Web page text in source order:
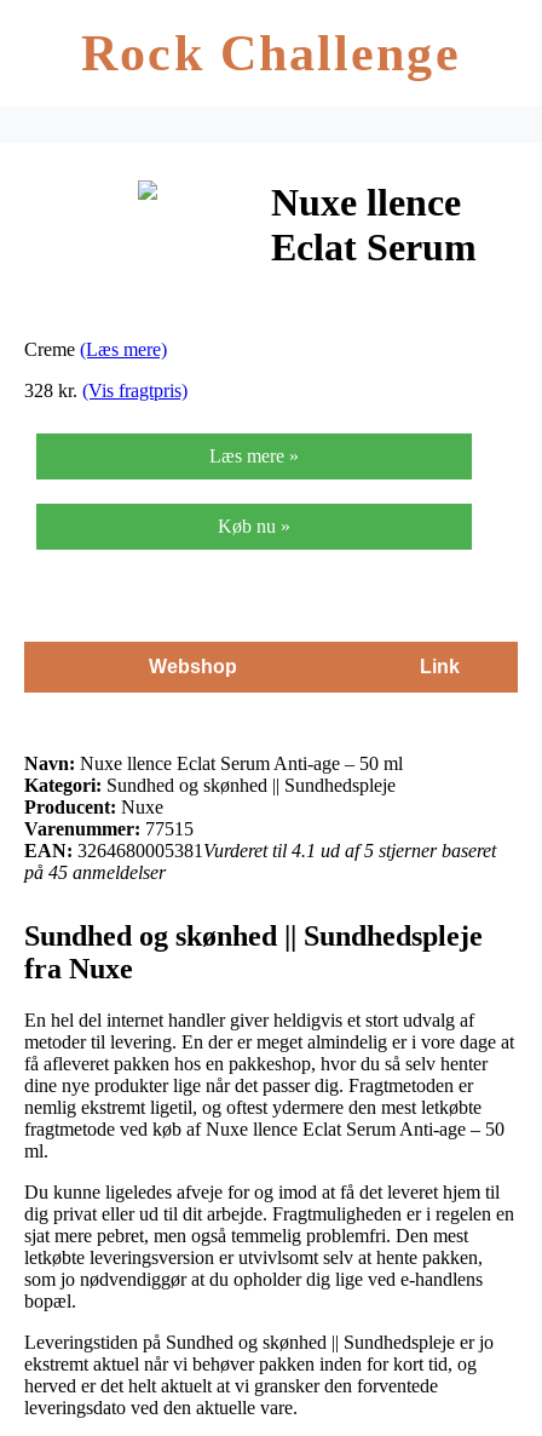
Rock Challenge
Nuxe llence
Eclat Serum
Creme (Læs mere)
328 kr. (Vis fragtpris)
Læs mere »
Køb nu »
Webshop Link
Navn: Nuxe llence Eclat Serum Anti-age – 50 ml
Kategori: Sundhed og skønhed || Sundhedspleje
Producent: Nuxe
Varenummer: 77515
EAN: 3264680005381 Vurderet til 4.1 ud af 5 stjerner baseret
på 45 anmeldelser
Sundhed og skønhed || Sundhedspleje
fra Nuxe
En hel del internet handler giver heldigvis et stort udvalg af
metoder til levering. En der er meget almindelig er i vore dage at
få afleveret pakken hos en pakkeshop, hvor du så selv henter
dine nye produkter lige når det passer dig. Fragtmetoden er
nemlig ekstremt ligetil, og oftest ydermere den mest letkøbte
fragtmetode ved køb af Nuxe llence Eclat Serum Anti-age – 50
ml.
Du kunne ligeledes afveje for og imod at få det leveret hjem til
dig privat eller ud til dit arbejde. Fragtmuligheden er i regelen en
sjat mere pebret, men også temmelig problemfri. Den mest
letkøbte leveringsversion er utvivlsomt selv at hente pakken,
som jo nødvendiggør at du opholder dig lige ved e-handlens
bopæl.
Leveringstiden på Sundhed og skønhed || Sundhedspleje er jo
ekstremt aktuel når vi behøver pakken inden for kort tid, og
herved er det helt aktuelt at vi gransker den forventede
leveringsdato ved den aktuelle vare.